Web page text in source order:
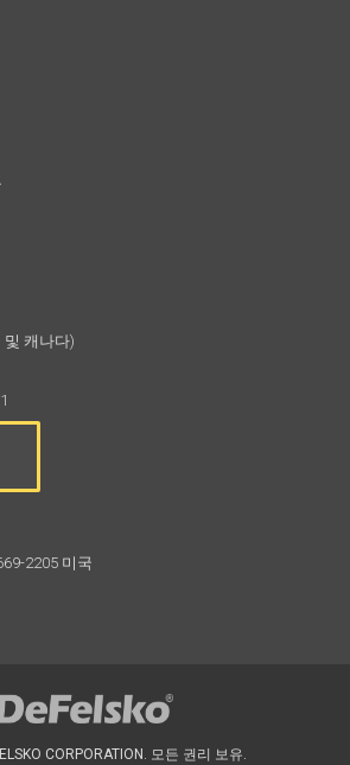
및 캐나다)
2205 미국
CORPORATION. 모든 권리 보유.